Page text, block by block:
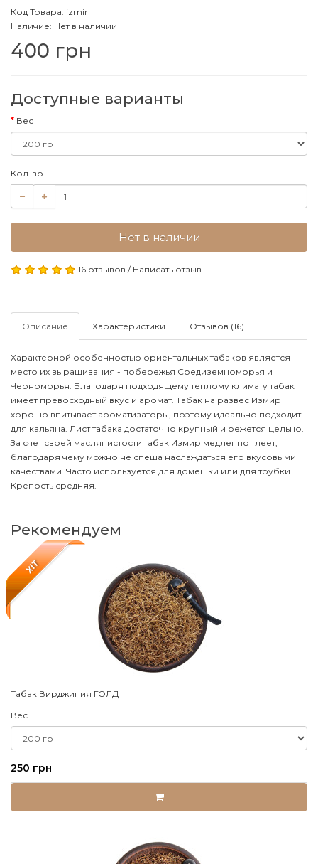
Код Товара: izmir
Наличие: Нет в наличии
400 грн
Доступные варианты
Вес
Кол-во
Нет в наличии
16 отзывов / Написать отзыв
Описание Характеристики Отзывов (16)
Характерной особенностью ориентальных табаков является
место их выращивания - побережья Средиземноморья и
Черноморья. Благодаря подходящему теплому климату табак
имеет превосходный вкус и аромат. Табак на развес Измир
хорошо впитывает ароматизаторы, поэтому идеально подходит
для кальяна. Лист табака достаточно крупный и режется цельно.
За счет своей маслянистости табак Измир медленно тлеет,
благодаря чему можно не спеша наслаждаться его вкусовыми
качествами. Часто используется для домешки или для трубки.
Крепость средняя.
Рекомендуем
Табак Вирджиния ГОЛД
XIT
Вес
250 грн